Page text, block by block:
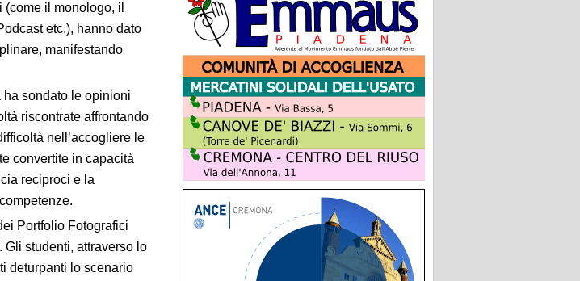
il monologo, il
etc.), hanno dato
manifestando
sondato le opinioni
riscontrate affrontando
nell’accogliere le
convertite in capacità
reciproci e la
Portfolio Fotografici
Gli studenti, attraverso lo
deturpanti lo scenario